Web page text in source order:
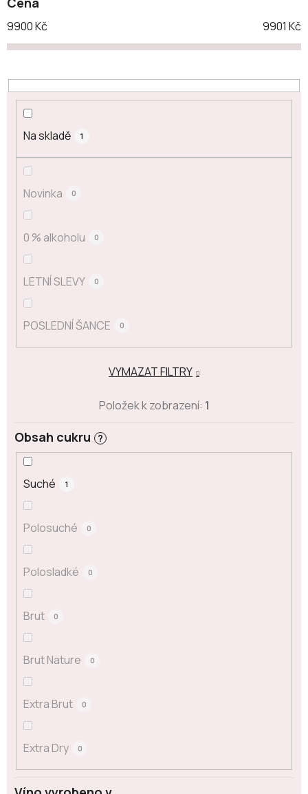
9900Kč 9901 Kč
Na skladě 1
Novinka 0
0 % alkoholu 0
LETNÍ SLEVY 0
POSLEDNÍ ŠANCE 0
Obsah cukru ?
Suché 1
Polosuché 0
Polosladké 0
Brut 0
Brut Nature 0
Extra Brut 0
Extra Dry 0
VYMAZAT FILTRY
Položek k zobrazení: 1